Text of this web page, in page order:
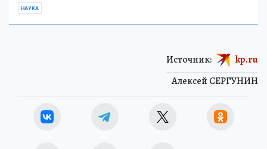
НАУКА
Алексей СЕРГУНИН
Источник: kp.ru